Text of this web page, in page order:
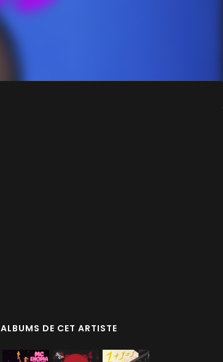
ALBUMS DE CET ARTISTE